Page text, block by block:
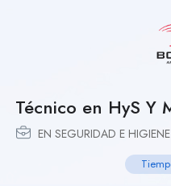
Técnico en HyS Y
EN SEGURIDAD E HIGIENE